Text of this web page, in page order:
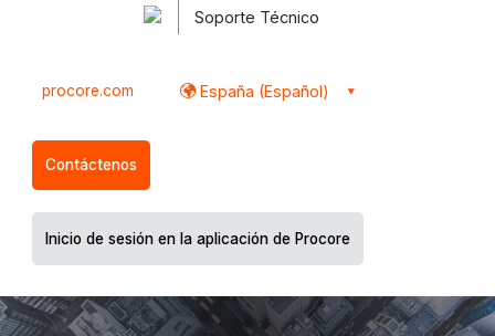
Soporte Técnico
procore.com España (Español)
Contáctenos
Inicio de sesión en la aplicación de Procore